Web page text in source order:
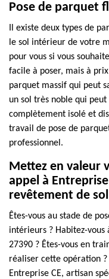
Pose de parquet
Il existe deux types de
le sol intérieur de votre
pour vous si vous
facile à poser, mais à
parquet massif qui peut
un sol très noble qui
complètement isolé et
travail de pose de
professionnel.
Mettez en valeur
appel à
revêtement de sol
Êtes-vous au stade de
intérieurs ? Habitez-vous
27390 ? Êtes-vous en
réaliser cette opération
Entreprise CE, artisan